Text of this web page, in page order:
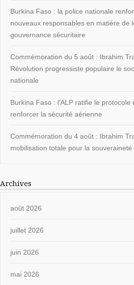
Burkina Faso : la police nationale
nouveaux responsables en matière de
gouvernance sécuritaire
Commémoration du 5 août : Ibrahim
Révolution progressiste populaire le
nationale
Burkina Faso : l’ALP ratifie le
renforcer la sécurité aérienne
Commémoration du 4 août : Ibrahim
mobilisation totale pour la souveraineté
Archives
août 2026
juillet 2026
juin 2026
mai 2026